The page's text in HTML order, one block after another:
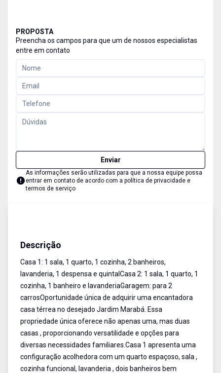
PROPOSTA
Preencha os campos para que um de nossos especialistas
entre em contato
Enviar
As informações serão utilizadas para que a nossa equipe possa
entrar em contato de acordo com a política de privacidade e
termos de serviço
Descrição
Casa 1: 1 sala, 1 quarto, 1 cozinha, 2 banheiros,
lavanderia, 1 despensa e quintalCasa 2: 1 sala, 1 quarto, 1
cozinha, 1 banheiro e lavanderiaGaragem: para 2
carrosOportunidade única de adquirir uma encantadora
casa térrea no desejado Jardim Marabá. Essa
propriedade única oferece não apenas uma, mas duas
casas , proporcionando versatilidade e opções para
diversas necessidades familiares.Casa 1 apresenta uma
configuração acolhedora com um quarto espaçoso, sala ,
cozinha funcional, lavanderia , dois banheiros bem